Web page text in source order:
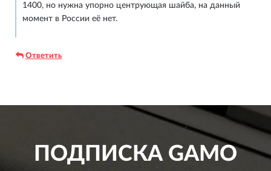
1400, но нужна упорно центрующая шайба, на данный
момент в России её нет.
Ответить
ПОДПИСКА GAMO